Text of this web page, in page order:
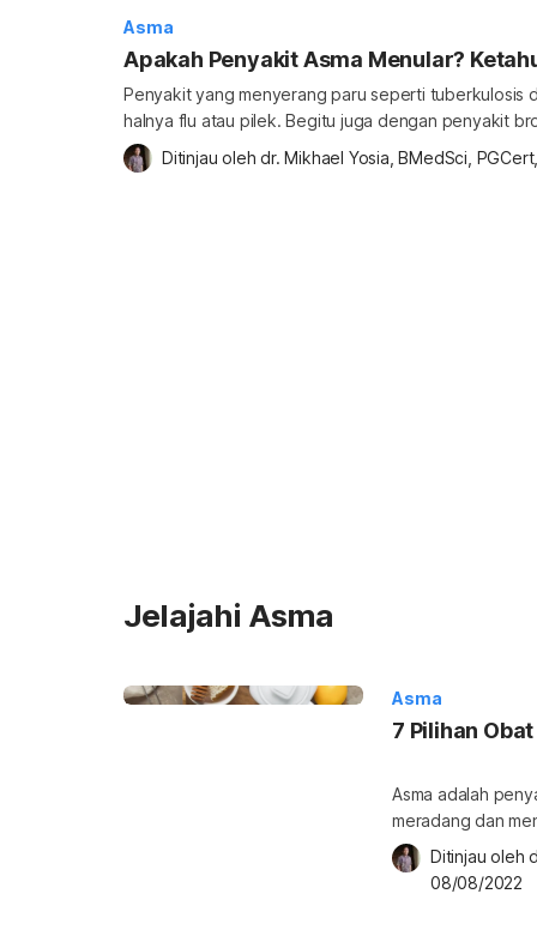
Asma
Apakah Penyakit Asma Menular?
Penyakit yang menyerang paru seperti tuberkulosis
halnya flu atau pilek. Begitu juga dengan penyakit
oleh virus. Beberapa jenis pneumonia juga bisa
yang sehat. Jika berbagai penyakit paru tersebut
Ditinjau oleh dr. Mikhael Yosia, BMedSci,
Jelajahi Asma
Asma
7 Pilihan
Asma adalah
meradang dan
dan
diredakan
Ditinjau oleh
08/08/2022